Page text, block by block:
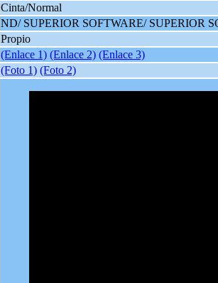
Cinta/Normal
ND/ SUPERIOR SOFTWARE/ SUPERIOR
Propio
(Enlace 1) (Enlace 2) (Enlace 3)
(Foto 1) (Foto 2)